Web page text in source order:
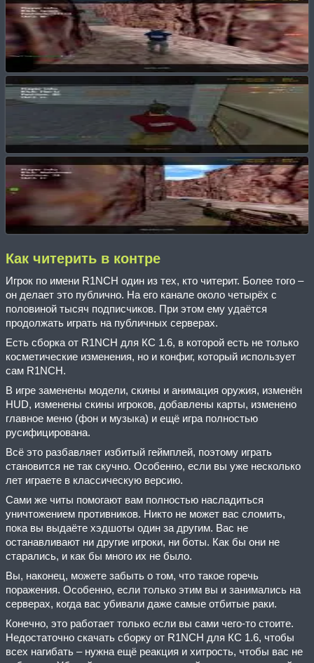
Как читерить в контре
Игрок по имени R1NCH один из тех, кто читерит. Более того –
он делает это публично. На его канале около четырёх с
половиной тысяч подписчиков. При этом ему удаётся
продолжать играть на публичных серверах.
Есть сборка от R1NCH для КС 1.6, в которой есть не только
косметические изменения, но и конфиг, который использует
сам R1NCH.
В игре заменены модели, скины и анимация оружия, изменён
HUD, изменены скины игроков, добавлены карты, изменено
главное меню (фон и музыка) и ещё игра полностью
русифицирована.
Всё это разбавляет избитый геймплей, поэтому играть
становится не так скучно. Особенно, если вы уже несколько
лет играете в классическую версию.
Сами же читы помогают вам полностью насладиться
уничтожением противников. Никто не может вас сломить,
пока вы выдаёте хэдшоты один за другим. Вас не
останавливают ни другие игроки, ни боты. Как бы они не
старались, и как бы много их не было.
Вы, наконец, можете забыть о том, что такое горечь
поражения. Особенно, если только этим вы и занимались на
серверах, когда вас убивали даже самые отбитые раки.
Конечно, это работает только если вы сами чего-то стоите.
Недостаточно скачать сборку от R1NCH для КС 1.6, чтобы
всех нагибать – нужна ещё реакция и хитрость, чтобы вас не